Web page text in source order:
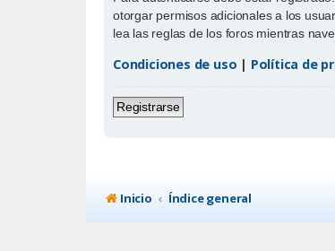
otorgar permisos adicionales a los
lea las reglas de los foros mientras
Condiciones de uso | Política de
Registrarse
Inicio Índice general